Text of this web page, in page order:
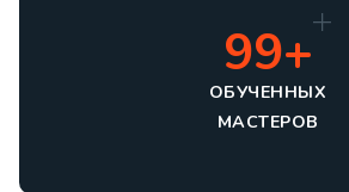
99+
ОБУЧЕННЫХ
МАСТЕРОВ